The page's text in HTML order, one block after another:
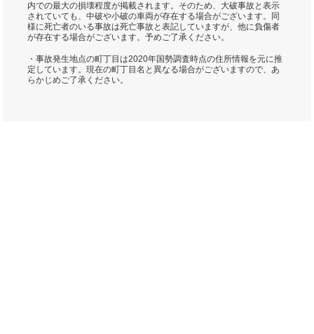
内での最大の損壊程度が掲載されます。そのため、大破事故と表示
されていても、中破や小破の車両が存在する場合がございます。同
様に死亡者のいる事故は死亡事故と表記していますが、他に負傷者
が存在する場合がございます。予めご了承ください。
・事故発生地点の町丁目は2020年国勢調査時点の住所情報を元に推
定しています。現在の町丁目名と異なる場合がございますので、あ
らかじめご了承ください。